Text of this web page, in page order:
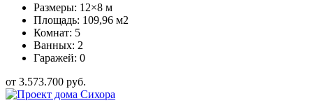
Размеры: 12×8 м
Площадь: 109,96 м2
Комнат: 5
Ванных: 2
Гаражей: 0
от 3.573.700 руб.